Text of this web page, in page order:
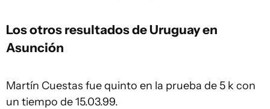
Los otros resultados de Uruguay en
Asunción
Martín Cuestas fue quinto en la prueba de 5 k con
un tiempo de 15.03.99.